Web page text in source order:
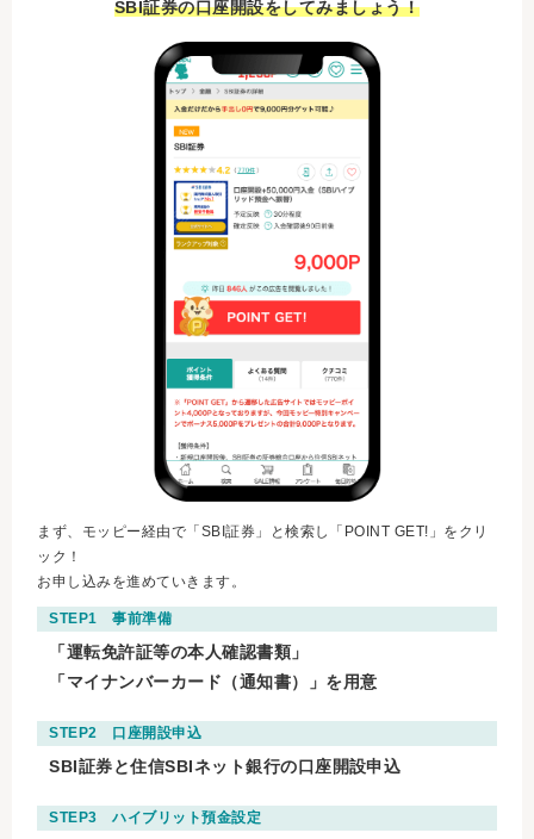
SBI証券の口座開設をしてみましょう！
まず、モッピー経由で「SBI証券」と検索し「POINT GET!」をクリ
ック！
お申し込みを進めていきます。
STEP1 事前準備
「運転免許証等の本人確認書類」
「マイナンバーカード（通知書）」を用意
STEP2 口座開設申込
SBI証券と住信SBIネット銀行の口座開設申込
STEP3 ハイブリット預金設定